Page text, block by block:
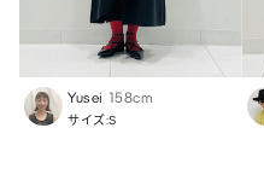
Yusei 158cm
サイズ:S